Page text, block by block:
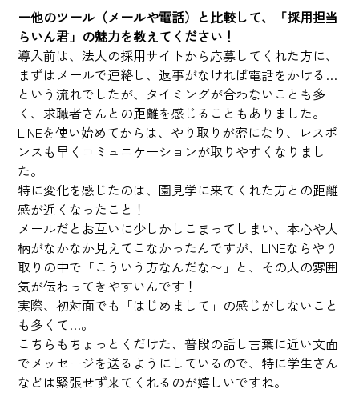
ー他のツール（メールや電話）と比較して、「採用担当
らいん君」の魅力を教えてください！
導入前は、法人の採用サイトから応募してくれた方に、
まずはメールで連絡し、返事がなければ電話をかける…
という流れでしたが、タイミングが合わないことも多
く、求職者さんとの距離を感じることもありました。
LINEを使い始めてからは、やり取りが密になり、レスポ
ンスも早くコミュニケーションが取りやすくなりまし
た。
特に変化を感じたのは、園見学に来てくれた方との距離
感が近くなったこと！
メールだとお互いに少しかしこまってしまい、本心や人
柄がなかなか見えてこなかったんですが、LINEならやり
取りの中で「こういう方なんだな〜」と、その人の雰囲
気が伝わってきやすいんです！
実際、初対面でも「はじめまして」の感じがしないこと
も多くて…。
こちらもちょっとくだけた、普段の話し言葉に近い文面
でメッセージを送るようにしているので、特に学生さん
などは緊張せず来てくれるのが嬉しいですね。